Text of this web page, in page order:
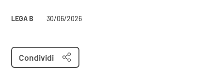
LEGA B 30/06/2026
Condividi